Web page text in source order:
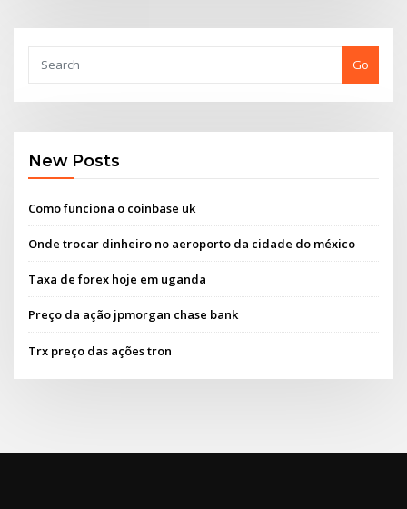
Go
New Posts
Como funciona o coinbase uk
Onde trocar dinheiro no aeroporto da cidade do méxico
Taxa de forex hoje em uganda
Preço da ação jpmorgan chase bank
Trx preço das ações tron